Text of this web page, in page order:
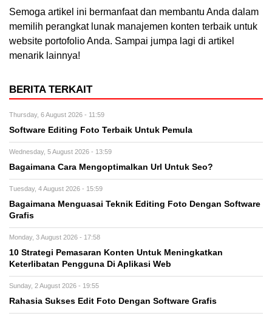
Semoga artikel ini bermanfaat dan membantu Anda dalam
memilih perangkat lunak manajemen konten terbaik untuk
website portofolio Anda. Sampai jumpa lagi di artikel
menarik lainnya!
BERITA TERKAIT
Thursday, 6 August 2026 - 11:59
Software Editing Foto Terbaik Untuk Pemula
Wednesday, 5 August 2026 - 13:59
Bagaimana Cara Mengoptimalkan Url Untuk Seo?
Tuesday, 4 August 2026 - 15:59
Bagaimana Menguasai Teknik Editing Foto Dengan Software
Grafis
Monday, 3 August 2026 - 17:58
10 Strategi Pemasaran Konten Untuk Meningkatkan
Keterlibatan Pengguna Di Aplikasi Web
Sunday, 2 August 2026 - 19:55
Rahasia Sukses Edit Foto Dengan Software Grafis